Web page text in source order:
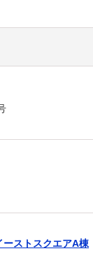
ストスクエアA棟